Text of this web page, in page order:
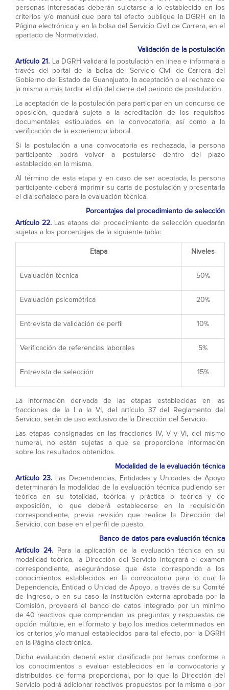
personas interesadas deberán sujetarse a lo establecido en los
criterios y/o manual que para tal efecto publique la DGRH en la
Página electrónica y en la bolsa del Servicio Civil de Carrera, en el
apartado de Normatividad.
Validación de la postulación
Artículo 21. La DGRH validará la postulación en línea e informará a
través del portal de la bolsa del Servicio Civil de Carrera del
Gobierno del Estado de Guanajuato, la aceptación o el rechazo de
la misma a más tardar el día del cierre del periodo de postulación.
La aceptación de la postulación para participar en un concurso de
oposición, quedará sujeta a la acreditación de los requisitos
documentales estipulados en la convocatoria, así como a la
verificación de la experiencia laboral.
Si la postulación a una convocatoria es rechazada, la persona
participante podrá volver a postularse dentro del plazo
establecido en la misma.
Al término de esta etapa y en caso de ser aceptada, la persona
participante deberá imprimir su carta de postulación y presentarla
el día señalado para la evaluación técnica.
Porcentajes del procedimiento de selección
Artículo 22. Las etapas del procedimiento de selección quedarán
sujetas a los porcentajes de la siguiente tabla:
Etapa Niveles
Evaluación técnica 50%
Evaluación psicométrica 20%
Entrevista de validación de perfil 10%
Verificación de referencias laborales 5%
Entrevista de selección 15%
La información derivada de las etapas establecidas en las
fracciones de la I a la VI, del artículo 37 del Reglamento del
Servicio, serán de uso exclusivo de la Dirección del Servicio.
Las etapas consignadas en las fracciones IV, V y VI, del mismo
numeral, no están sujetas a que se proporcione información
sobre los resultados obtenidos.
Modalidad de la evaluación técnica
Artículo 23.Las Dependencias, Entidades y Unidades de Apoyo
determinarán la modalidad de la evaluación técnica pudiendo ser
teórica en su totalidad, teórica y práctica o teórica y de
exposición, lo que deberá establecerse en la requisición
correspondiente, previa revisión que realice la Dirección del
Servicio, con base en el perfil de puesto.
Banco de datos para evaluación técnica
Artículo 24.Para la aplicación de la evaluación técnica en su
modalidad teórica, la Dirección del Servicio integrará el examen
correspondiente, asegurándose que éste corresponda a los
conocimientos establecidos en la convocatoria para lo cual la
Dependencia, Entidad o Unidad de Apoyo, a través de su Comité
de Ingreso, o en su caso la institución externa aprobada por la
Comisión, proveerá el banco de datos integrado por un mínimo
de 40 reactivos que comprendan las preguntas y respuestas de
opción múltiple, en el formato y bajo los medios determinados en
los criterios y/o manual establecidos para tal efecto, por la DGRH
en la Página electrónica.
Dicha evaluación deberá estar clasificada por temas conforme a
los conocimientos a evaluar establecidos en la convocatoria y
distribuidos de forma proporcional, por lo que la Dirección del
Servicio podrá adicionar reactivos propuestos por la misma o por